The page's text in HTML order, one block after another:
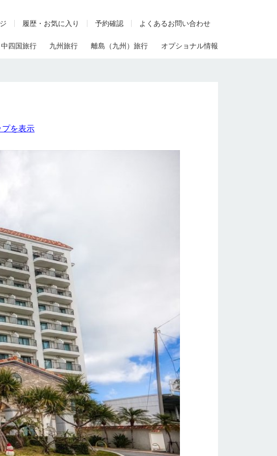
履歴・お気に入り 予約確認 よくあるお問い合わせ
中四国旅行 九州旅行 離島（九州）旅行 オプショナル情報
プを表示